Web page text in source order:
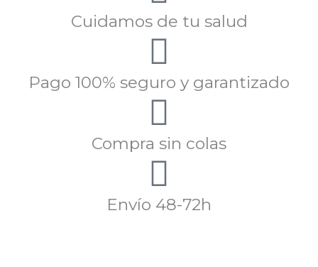
Cuidamos de tu salud
Pago 100% seguro y garantizado
Compra sin colas
Envío 48-72h